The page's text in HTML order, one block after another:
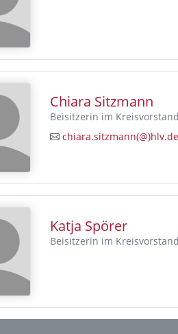
Chiara Sitzmann
Beisitzerin im Kreisvorstand
chiara.sitzmann(@)hlv.de
Katja Spörer
Beisitzerin im Kreisvorstand